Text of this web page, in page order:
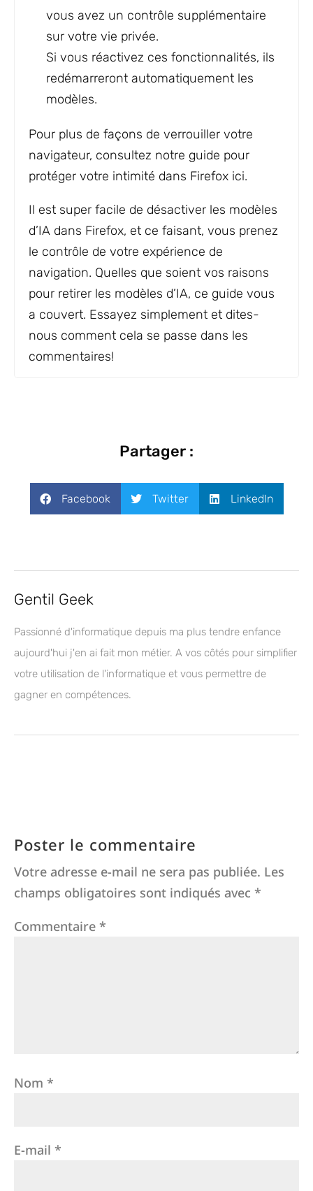
vous avez un contrôle supplémentaire
sur votre vie privée.
Si vous réactivez ces fonctionnalités, ils
redémarreront automatiquement les
modèles.
Pour plus de façons de verrouiller votre
navigateur, consultez notre guide pour
protéger votre intimité dans Firefox ici.
Il est super facile de désactiver les modèles
d’IA dans Firefox, et ce faisant, vous prenez
le contrôle de votre expérience de
navigation. Quelles que soient vos raisons
pour retirer les modèles d’IA, ce guide vous
a couvert. Essayez simplement et dites-
nous comment cela se passe dans les
commentaires!
Partager :
Facebook Twitter LinkedIn
Gentil Geek
Passionné d'informatique depuis ma plus tendre enfance
aujourd'hui j'en ai fait mon métier. A vos côtés pour simplifier
votre utilisation de l'informatique et vous permettre de
gagner en compétences.
Poster le commentaire
Votre adresse e-mail ne sera pas publiée. Les
champs obligatoires sont indiqués avec *
Commentaire *
Nom *
E-mail *